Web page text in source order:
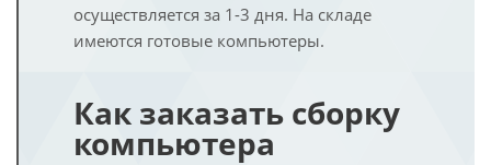
осуществляется за 1-3 дня. На складе
имеются готовые компьютеры.
Как заказать сборку
компьютера